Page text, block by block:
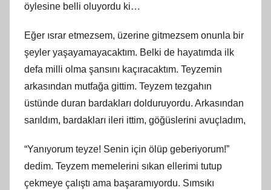
öylesine belli oluyordu ki…
Eğer ısrar etmezsem, üzerine gitmezsem onunla bir
şeyler yaşayamayacaktım. Belki de hayatımda ilk
defa milli olma şansını kaçıracaktım. Teyzemin
arkasından mutfağa gittim. Teyzem tezgahın
üstünde duran bardakları dolduruyordu. Arkasından
sarıldım, bardakları ileri ittim, göğüslerini avuçladım,
“Yanıyorum teyze! Senin için ölüp geberiyorum!”
dedim. Teyzem memelerini sıkan ellerimi tutup
çekmeye çalıştı ama başaramıyordu. Sımsıkı